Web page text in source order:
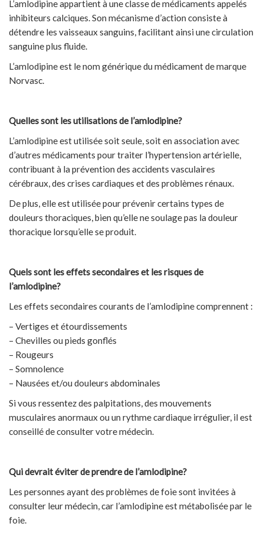
L’amlodipine appartient à une classe de médicaments appelés
inhibiteurs calciques. Son mécanisme d’action consiste à
détendre les vaisseaux sanguins, facilitant ainsi une circulation
sanguine plus fluide.
L’amlodipine est le nom générique du médicament de marque
Norvasc.
Quelles sont les utilisations de l’amlodipine?
L’amlodipine est utilisée soit seule, soit en association avec
d’autres médicaments pour traiter l’hypertension artérielle,
contribuant à la prévention des accidents vasculaires
cérébraux, des crises cardiaques et des problèmes rénaux.
De plus, elle est utilisée pour prévenir certains types de
douleurs thoraciques, bien qu’elle ne soulage pas la douleur
thoracique lorsqu’elle se produit.
Quels sont les effets secondaires et les risques de
l’amlodipine?
Les effets secondaires courants de l’amlodipine comprennent :
– Vertiges et étourdissements
– Chevilles ou pieds gonflés
– Rougeurs
– Somnolence
– Nausées et/ou douleurs abdominales
Si vous ressentez des palpitations, des mouvements
musculaires anormaux ou un rythme cardiaque irrégulier, il est
conseillé de consulter votre médecin.
Qui devrait éviter de prendre de l’amlodipine?
Les personnes ayant des problèmes de foie sont invitées à
consulter leur médecin, car l’amlodipine est métabolisée par le
foie.